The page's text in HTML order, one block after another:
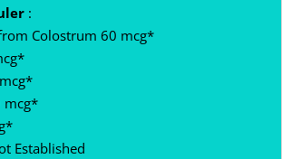
:
Colostrum 60 mcg*
mcg*
Established